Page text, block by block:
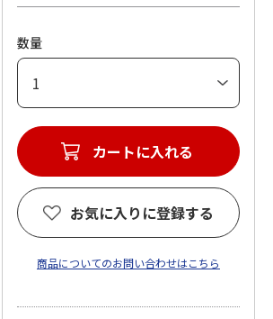
数量
カートに入れる
お気に入りに登録する
商品についてのお問い合わせはこちら